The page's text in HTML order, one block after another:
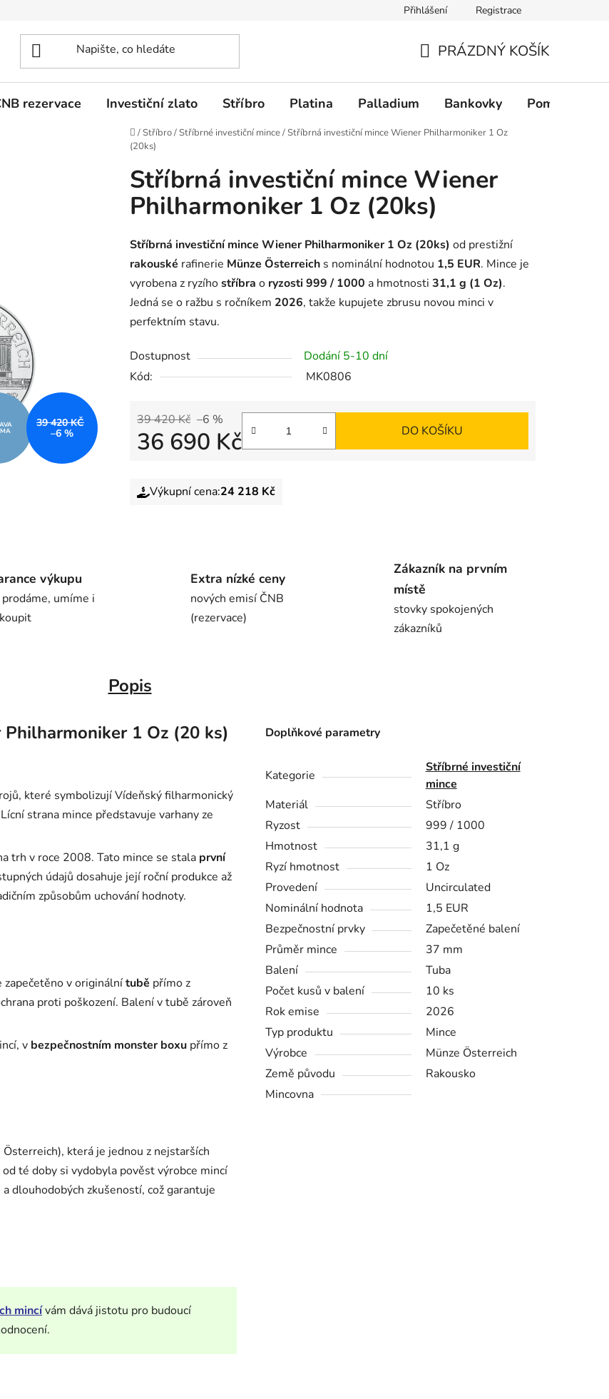
Přihlášení Registrace
PRÁZDNÝ KOŠÍK
rezervace Investiční zlato Stříbro Platina Palladium Bankovky Pomůcky
Domů
/Stříbro/Stříbrné investiční mince/Stříbrná investiční mince Wiener Philharmoniker 1 Oz
(20ks)
Stříbrná investiční mince Wiener
Philharmoniker 1 Oz (20ks)
Stříbrná investiční mince Wiener Philharmoniker 1 Oz (20ks) od prestižní
rakouské rafinerie Münze Österreich s nominální hodnotou 1,5 EUR. Mince je
vyrobena z ryzíhostříbra o ryzosti 999 / 1000 a hmotnosti 31,1 g (1 Oz).
Jedná se o ražbu s ročníkem 2026, takže kupujete zbrusu novou minci v
perfektním stavu.
Dostupnost
Dodání 5-10 dní
Kód:
MK0806
39 420 Kč –6 %
36 690 Kč DO KOŠÍKU
Výkupní cena:24 218 Kč
39 420 KČ
–6 %
výkupu
prodáme, umíme i
Extra nízké ceny
nových emisí ČNB
(rezervace)
Zákazník na prvním
místě
stovky spokojených
zákazníků
Popis
1 Oz (20 ks)
které symbolizují Vídeňský filharmonický
strana mince představuje varhany ze
trh v roce 2008. Tato mince se stala první
údajů dosahuje její roční produkce až
způsobům uchování hodnoty.
zapečetěno v originálnítubě přímo z
proti poškození. Balení v tubě zároveň
v bezpečnostním monster boxu přímo z
která je jednou z nejstarších
té doby si vydobyla pověst výrobce mincí
dlouhodobých zkušeností, což garantuje
mincívám dává jistotu pro budoucí
Doplňkové parametry
Kategorie
Stříbrné investiční
mince
Materiál
Stříbro
Ryzost
999 / 1000
Hmotnost
31,1 g
Ryzí hmotnost
1 Oz
Provedení
Uncirculated
Nominální hodnota
1,5 EUR
Bezpečnostní prvky
Zapečetěné balení
Průměr mince
37 mm
Balení
Tuba
Počet kusů v balení
10 ks
Rok emise
2026
Typ produktu
Mince
Výrobce
Münze Österreich
Země původu
Rakousko
Mincovna